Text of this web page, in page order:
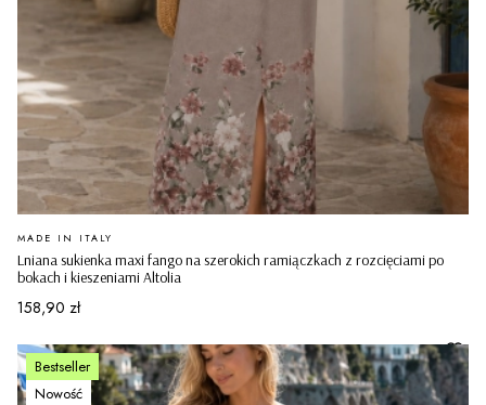
Lniana sukienka maxi fango na szerokich ramiączkach z rozcięciami po
bokach i kieszeniami Altolia
PRODUCENT
MADE IN ITALY
Cena
158,90 zł
Bestseller
Nowość